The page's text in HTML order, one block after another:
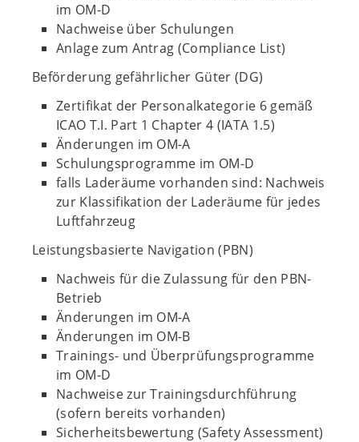
im OM-D
Nachweise über Schulungen
Anlage zum Antrag (Compliance List)
Beförderung gefährlicher Güter (DG)
Zertifikat der Personalkategorie 6 gemäß
ICAO T.I. Part 1 Chapter 4 (IATA 1.5)
Änderungen im OM-A
Schulungsprogramme im OM-D
falls Laderäume vorhanden sind: Nachweis
zur Klassifikation der Laderäume für jedes
Luftfahrzeug
Leistungsbasierte Navigation (PBN)
Nachweis für die Zulassung für den PBN-
Betrieb
Änderungen im OM-A
Änderungen im OM-B
Trainings- und Überprüfungsprogramme
im OM-D
Nachweise zur Trainingsdurchführung
(sofern bereits vorhanden)
Sicherheitsbewertung (Safety Assessment)